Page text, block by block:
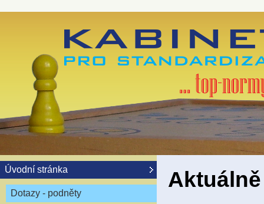
Úvodní stránka
Dotazy - podněty
Aktuálně